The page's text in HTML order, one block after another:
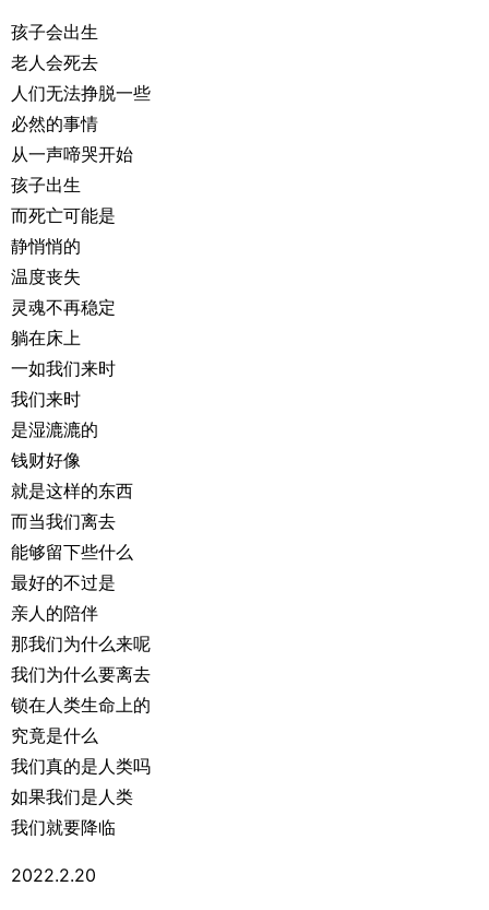
孩子会出生
老人会死去
人们无法挣脱一些
必然的事情
从一声啼哭开始
孩子出生
而死亡可能是
静悄悄的
温度丧失
灵魂不再稳定
躺在床上
一如我们来时
我们来时
是湿漉漉的
钱财好像
就是这样的东西
而当我们离去
能够留下些什么
最好的不过是
亲人的陪伴
那我们为什么来呢
我们为什么要离去
锁在人类生命上的
究竟是什么
我们真的是人类吗
如果我们是人类
我们就要降临
2022.2.20